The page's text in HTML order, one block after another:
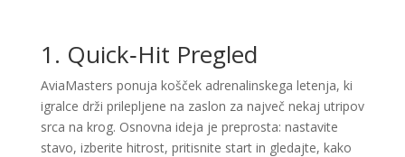
1. Quick‑Hit Pregled
AviaMasters ponuja košček adrenalinskega letenja, ki
igralce drži prilepljene na zaslon za največ nekaj utripov
srca na krog. Osnovna ideja je preprosta: nastavite
stavo, izberite hitrost, pritisnite start in gledajte, kako